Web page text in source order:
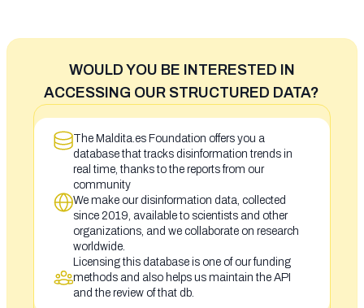
WOULD YOU BE INTERESTED IN
ACCESSING OUR STRUCTURED DATA?
The Maldita.es Foundation offers you a
database that tracks disinformation trends in
real time, thanks to the reports from our
community
We make our disinformation data, collected
since 2019, available to scientists and other
organizations, and we collaborate on research
worldwide.
Licensing this database is one of our funding
methods and also helps us maintain the API
and the review of that db.